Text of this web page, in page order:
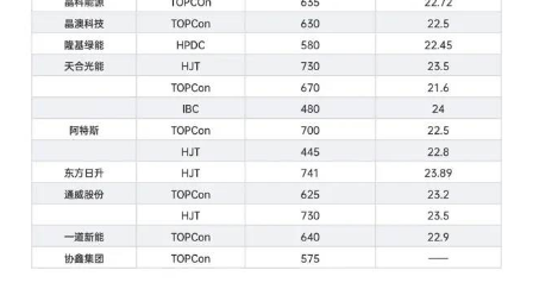
智
车
代